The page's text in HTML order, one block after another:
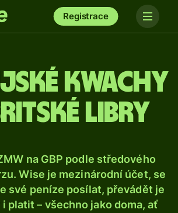
Registrace
kwachy
libry
na GBP podle středového
Wise je mezinárodní účet, se
své peníze posílat, převádět je
platit – všechno jako doma, ať